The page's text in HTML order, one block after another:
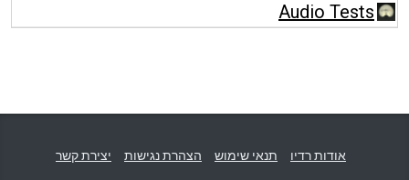
Audio Tests
אודות רדיו תנאי שימוש הצהרת נגישות יצירת קשר